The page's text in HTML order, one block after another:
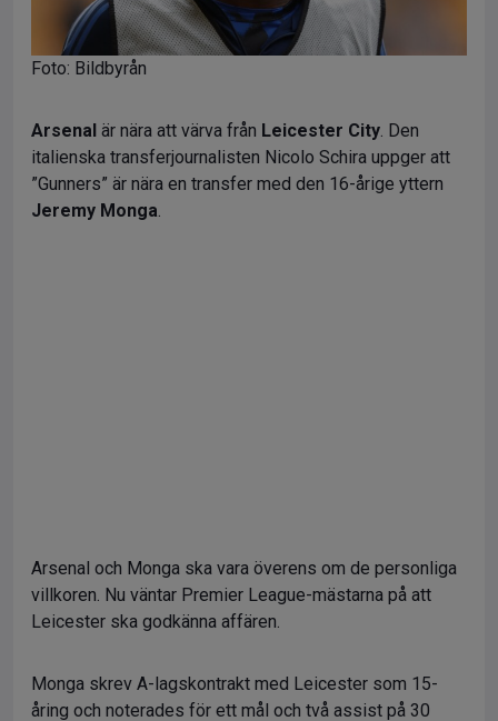
Foto: Bildbyrån
Arsenal är nära att värva från Leicester City. Den
italienska transferjournalisten Nicolo Schira uppger att
”Gunners” är nära en transfer med den 16-årige yttern
Jeremy Monga.
Arsenal och Monga ska vara överens om de personliga
villkoren. Nu väntar Premier League-mästarna på att
Leicester ska godkänna affären.
Monga skrev A-lagskontrakt med Leicester som 15-
åring och noterades för ett mål och två assist på 30